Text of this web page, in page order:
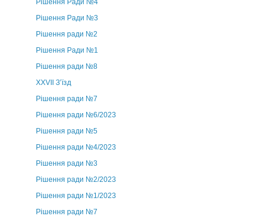
Рішення Ради №4
Рішення Ради №3
Рішення ради №2
Рішення Ради №1
Рішення ради №8
ХХVII З’їзд
Рішення ради №7
Рішення ради №6/2023
Рішення ради №5
Рішення ради №4/2023
Рішення ради №3
Рішення ради №2/2023
Рішення ради №1/2023
Рішення ради №7